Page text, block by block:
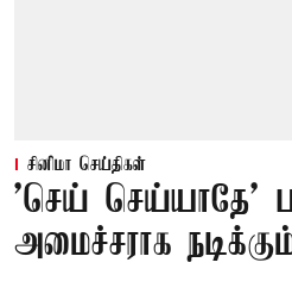
சினிமா செய்திகள்
'செய் செய்யாதே'
அமைச்சராக